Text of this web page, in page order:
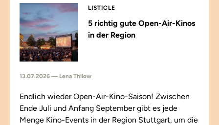
LISTICLE
5 richtig gute Open-Air-Kinos
in der Region
13.07.2026 — Lena Thilow
Endlich wieder Open-Air-Kino-Saison! Zwischen
Ende Juli und Anfang September gibt es jede
Menge Kino-Events in der Region Stuttgart, um die